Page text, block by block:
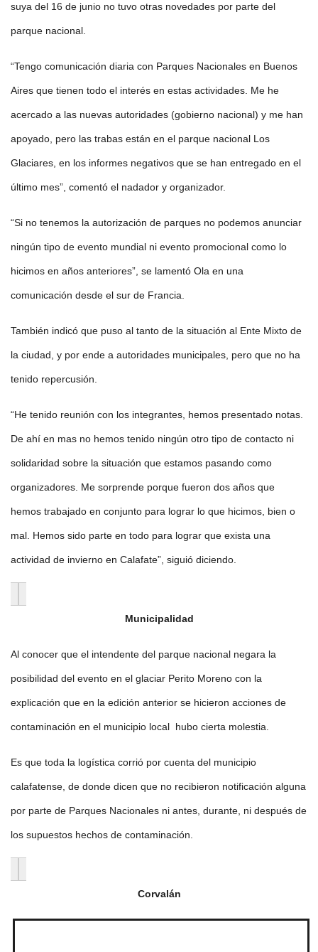
suya del 16 de junio no tuvo otras novedades por parte del
parque nacional.
“Tengo comunicación diaria con Parques Nacionales en Buenos
Aires que tienen todo el interés en estas actividades. Me he
acercado a las nuevas autoridades (gobierno nacional) y me han
apoyado, pero las trabas están en el parque nacional Los
Glaciares, en los informes negativos que se han entregado en el
último mes”, comentó el nadador y organizador.
“Si no tenemos la autorización de parques no podemos anunciar
ningún tipo de evento mundial ni evento promocional como lo
hicimos en años anteriores”, se lamentó Ola en una
comunicación desde el sur de Francia.
También indicó que puso al tanto de la situación al Ente Mixto de
la ciudad, y por ende a autoridades municipales, pero que no ha
tenido repercusión.
“He tenido reunión con los integrantes, hemos presentado notas.
De ahí en mas no hemos tenido ningún otro tipo de contacto ni
solidaridad sobre la situación que estamos pasando como
organizadores. Me sorprende porque fueron dos años que
hemos trabajado en conjunto para lograr lo que hicimos, bien o
mal. Hemos sido parte en todo para lograr que exista una
actividad de invierno en Calafate”, siguió diciendo.
Municipalidad
Al conocer que el intendente del parque nacional negara la
posibilidad del evento en el glaciar Perito Moreno con la
explicación que en la edición anterior se hicieron acciones de
contaminación en el municipio local hubo cierta molestia.
Es que toda la logística corrió por cuenta del municipio
calafatense, de donde dicen que no recibieron notificación alguna
por parte de Parques Nacionales ni antes, durante, ni después de
los supuestos hechos de contaminación.
Corvalán